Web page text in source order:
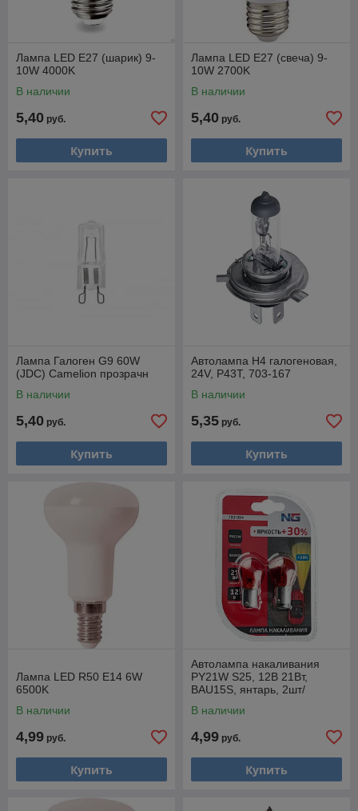
Лампа LED E27 (шарик) 9-
10W 4000K
В наличии
5,40 руб.
Купить
Лампа LED E27 (свеча) 9-
10W 2700K
В наличии
5,40 руб.
Купить
Лампа Галоген G9 60W
(JDC) Camelion прозрачн
В наличии
5,40 руб.
Купить
Автолампа H4 галогеновая,
24V, P43T, 703-167
В наличии
5,35 руб.
Купить
Лампа LED R50 E14 6W
6500K
В наличии
4,99 руб.
Купить
Автолампа накаливания
PY21W S25, 12В 21Вт,
BAU15S, янтарь, 2шт/
В наличии
4,99 руб.
Купить